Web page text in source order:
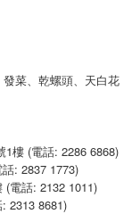
菜、乾螺頭、天白花
1樓 (電話: 2286 6868)
: 2837 1773)
(電話: 2132 1011)
2313 8681)